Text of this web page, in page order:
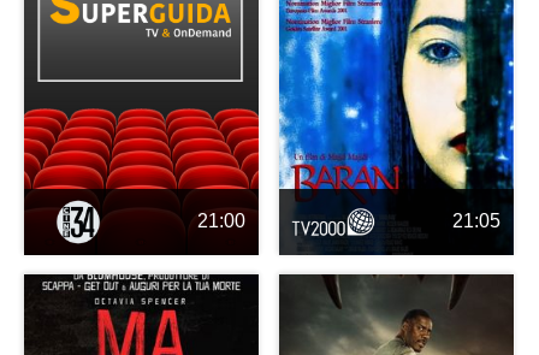
21:00 21:05